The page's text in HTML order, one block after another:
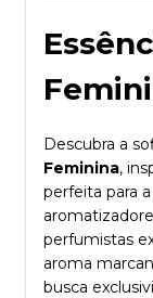
Descubra a
Feminina,
perfeita para
perfumistas
aroma
busca